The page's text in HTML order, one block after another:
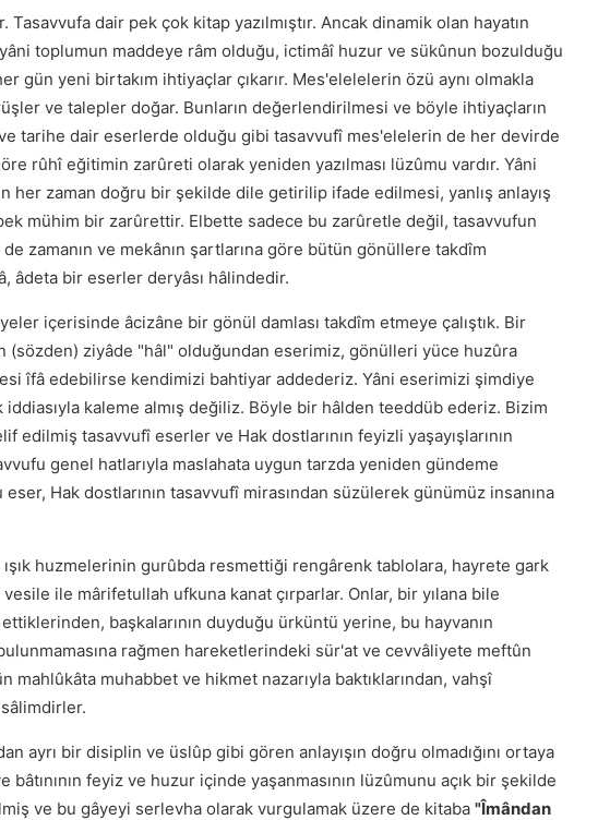
Tasavvufa dair pek çok kitap yazılmıştır. Ancak dinamik olan hayatın
toplumun maddeye râm olduğu, ictimâî huzur ve sükûnun bozulduğu
gün yeni birtakım ihtiyaçlar çıkarır. Mes'elelelerin özü aynı olmakla
ve talepler doğar. Bunların değerlendirilmesi ve böyle ihtiyaçların
tarihe dair eserlerde olduğu gibi tasavvufî mes'elelerin de her devirde
rûhî eğitimin zarûreti olarak yeniden yazılması lüzûmu vardır. Yâni
her zaman doğru bir şekilde dile getirilip ifade edilmesi, yanlış anlayış
mühim bir zarûrettir. Elbette sadece bu zarûretle değil, tasavvufun
zamanın ve mekânın şartlarına göre bütün gönüllere takdîm
âdeta bir eserler deryâsı hâlindedir.
içerisinde âcizâne bir gönül damlası takdîm etmeye çalıştık. Bir
(sözden) ziyâde "hâl" olduğundan eserimiz, gönülleri yüce huzûra
îfâ edebilirse kendimizi bahtiyar addederiz. Yâni eserimizi şimdiye
iddiasıyla kaleme almış değiliz. Böyle bir hâlden teeddüb ederiz. Bizim
edilmiş tasavvufî eserler ve Hak dostlarının feyizli yaşayışlarının
genel hatlarıyla maslahata uygun tarzda yeniden gündeme
Hak dostlarının tasavvufî mirasından süzülerek günümüz insanına
huzmelerinin gurûbda resmettiği rengârenk tablolara, hayrete gark
ile mârifetullah ufkuna kanat çırparlar. Onlar, bir yılana bile
başkalarının duyduğu ürküntü yerine, bu hayvanın
rağmen hareketlerindeki sür'at ve cevvâliyete meftûn
mahlûkâta muhabbet ve hikmet nazarıyla baktıklarından, vahşî
ayrı bir disiplin ve üslûp gibi gören anlayışın doğru olmadığını ortaya
feyiz ve huzur içinde yaşanmasının lüzûmunu açık bir şekilde
ve bu gâyeyi serlevha olarak vurgulamak üzere de kitaba "Îmândan